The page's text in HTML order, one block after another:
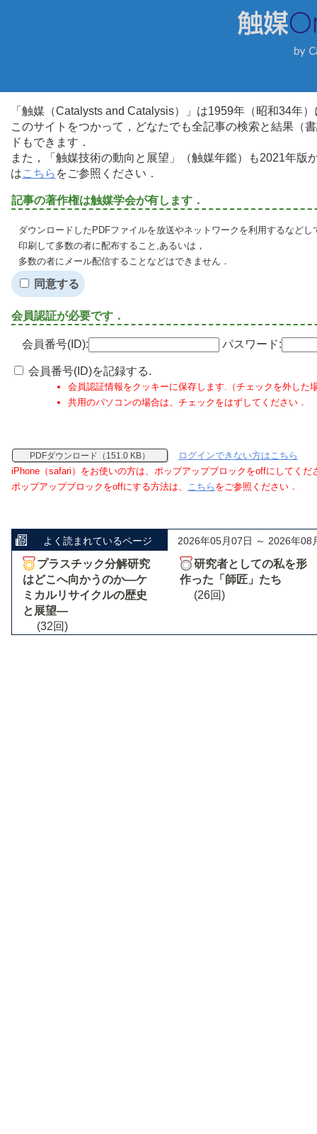
「触媒（Catalysts and Catalysis）」は1959年（昭和34年
このサイトをつかって，どなたでも全記事の検索と結果（
ドもできます．
また，「触媒技術の動向と展望」（触媒年鑑）も2021年
はこちら をご参照ください．
記事の著作権は触媒学会が有します．
ダウンロードしたPDFファイルを放送やネットワークを利用するなど
印刷して多数の者に配布すること,あるいは，
多数の者にメール配信することなどはできません．
同意する
会員認証が必要です．
会員番号(ID): パスワード:
会員番号(ID)を記録する.
会員認証情報をクッキーに保存します.（チェックを外した
共用のパソコンの場合は、チェックをはずしてください．
PDFダウンロード（151.0 KB）
ログインできない方はこちら
iPhone（safari）をお使いの方は、ポップアップブロックをoffにしてくだ
ポップアップブロックをoffにする方法は、 こちら をご参照ください．
よく読まれているページ 2026年05月07日 ～ 2026年08
プラスチック分解研究
はどこへ向かうのか―ケ
ミカルリサイクルの歴史
と展望―
(32回)
研究者としての私を形
作った「師匠」たち
(26回)